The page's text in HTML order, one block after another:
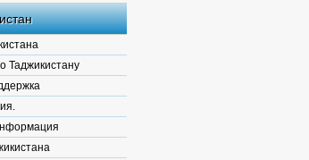
Таджикистану